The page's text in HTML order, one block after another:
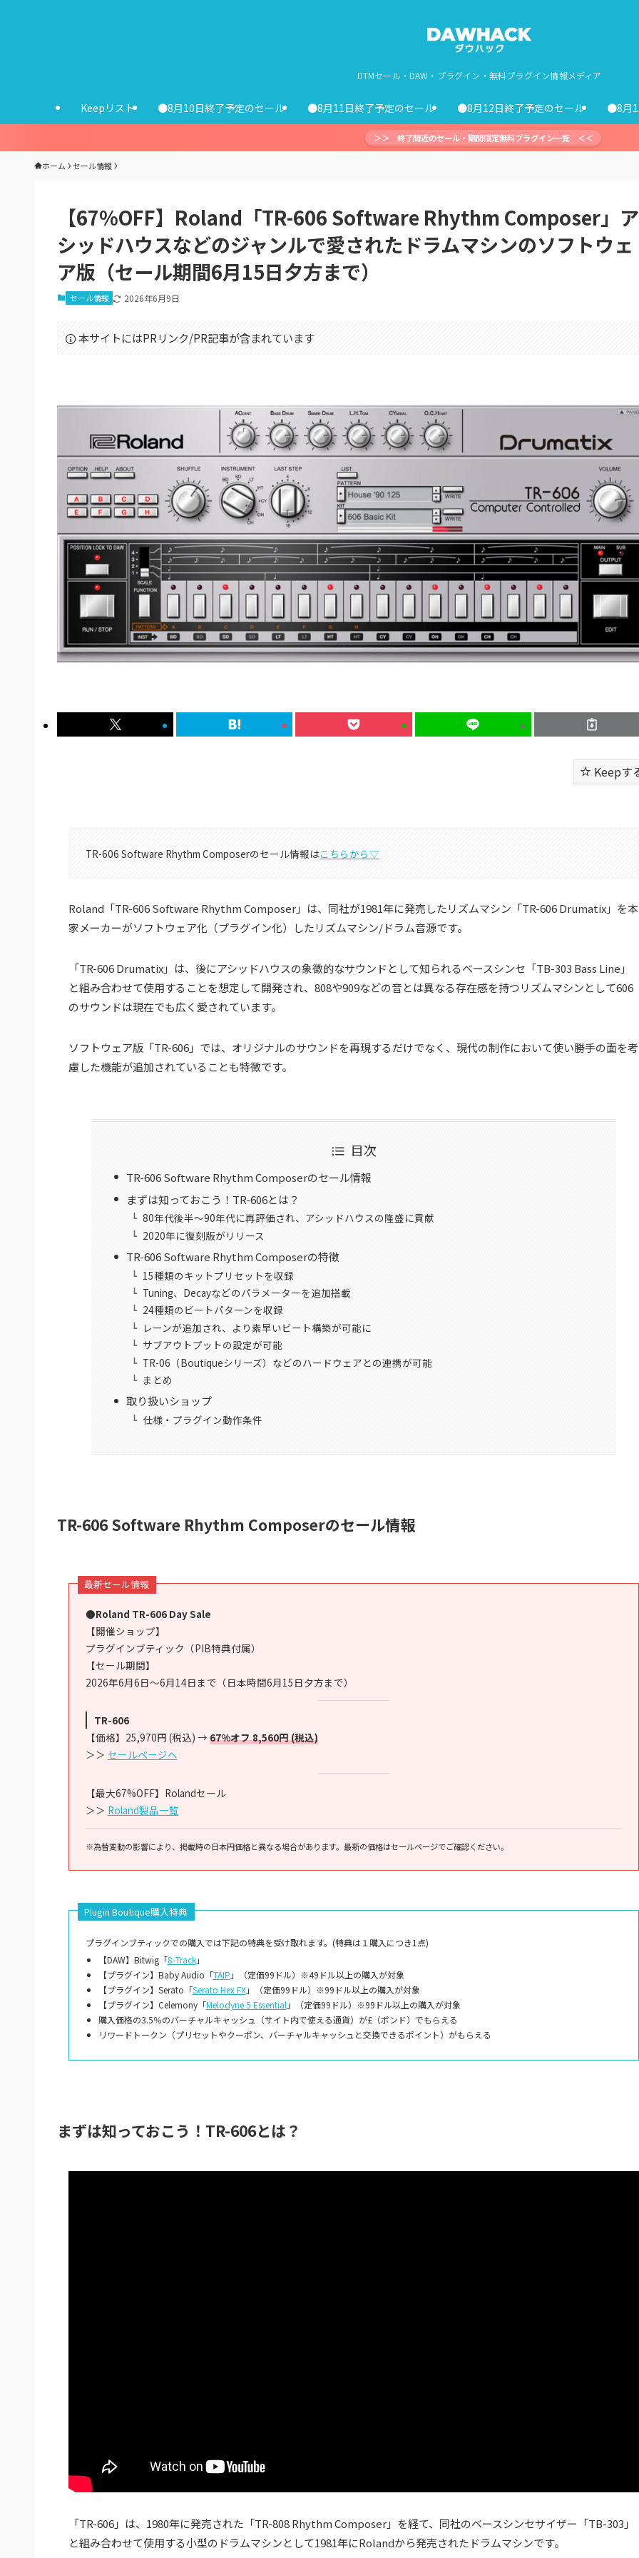
DTMセール・DAW・プラグイン・無料プラグイン情報メディア
Keepリスト ●8月10日終了予定のセール ●8月11日終了予定のセール ●8月12日終了予定のセール ●8月
＞＞ 終了間近のセール・期間限定無料プラグイン一覧 ＜＜
ホーム セール情報
【67%OFF】Roland「TR-606 Software Rhythm Composer」ア
シッドハウスなどのジャンルで愛されたドラムマシンのソフトウェ
ア版（セール期間6月15日夕方まで）
セール情報 2026年6月9日
本サイトにはPRリンク/PR記事が含まれています
Keepす
TR-606 Software Rhythm Composerのセール情報はこちらから▽
Roland「TR-606 Software Rhythm Composer」は、同社が1981年に発売したリズムマシン「TR-606 Drumatix」を本
家メーカーがソフトウェア化（プラグイン化）したリズムマシン/ドラム音源です。
「TR-606 Drumatix」は、後にアシッドハウスの象徴的なサウンドとして知られるベースシンセ「TB-303 Bass Line」
と組み合わせて使用することを想定して開発され、808や909などの音とは異なる存在感を持つリズムマシンとして606
のサウンドは現在でも広く愛されています。
ソフトウェア版「TR-606」では、オリジナルのサウンドを再現するだけでなく、現代の制作において使い勝手の面を考
慮した機能が追加されていることも特徴です。
目次
TR-606 Software Rhythm Composerのセール情報
まずは知っておこう！TR-606とは？
80年代後半～90年代に再評価され、アシッドハウスの隆盛に貢献
2020年に復刻版がリリース
TR-606 Software Rhythm Composerの特徴
15種類のキットプリセットを収録
Tuning、Decayなどのパラメーターを追加搭載
24種類のビートパターンを収録
レーンが追加され、より素早いビート構築が可能に
サブアウトプットの設定が可能
TR-06（Boutiqueシリーズ）などのハードウェアとの連携が可能
まとめ
取り扱いショップ
仕様・プラグイン動作条件
TR-606 Software Rhythm Composerのセール情報
最新セール情報
●Roland TR-606 Day Sale
【開催ショップ】
プラグインブティック（PIB特典付属）
【セール期間】
2026年6月6日～6月14日まで（日本時間6月15日夕方まで）
TR-606
【価格】25,970円 (税込) → 67%オフ 8,560円 (税込)
＞＞ セールページへ
【最大67%OFF】Rolandセール
＞＞ Roland製品一覧
※為替変動の影響により、掲載時の日本円価格と異なる場合があります。最新の価格はセールページでご確認ください。
Plugin Boutique購入特典
プラグインブティックでの購入では下記の特典を受け取れます。(特典は１購入につき1点)
【DAW】Bitwig「8-Track」
【プラグイン】Baby Audio「TAIP 」（定価99ドル）※49ドル以上の購入が対象
【プラグイン】Serato「Serato Hex FX」（定価99ドル）※99ドル以上の購入が対象
【プラグイン】Celemony「Melodyne 5 Essential 」（定価99ドル）※99ドル以上の購入が対象
購入価格の3.5％のバーチャルキャッシュ（サイト内で使える通貨）が£（ポンド）でもらえる
リワードトークン（プリセットやクーポン、バーチャルキャッシュと交換できるポイント）がもらえる
まずは知っておこう！TR-606とは？
「TR-606」は、1980年に発売された「TR-808 Rhythm Composer」を経て、同社のベースシンセサイザー「TB-303」
と組み合わせて使用する小型のドラムマシンとして1981年にRolandから発売されたドラムマシンです。